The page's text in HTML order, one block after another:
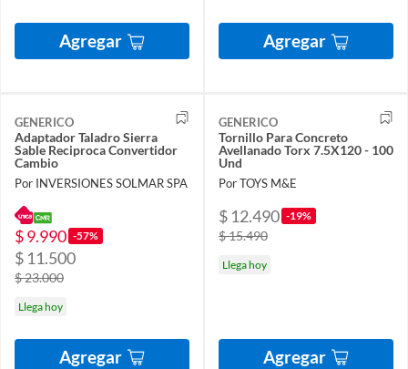
Agregar Agregar
GENERICO
Adaptador Taladro Sierra
Sable Reciproca Convertidor
Cambio
Por INVERSIONES SOLMAR SPA
$ 9.990 -57%
$ 11.500
$ 23.000
Llega hoy
Agregar
GENERICO
Tornillo Para Concreto
Avellanado Torx 7.5X120 - 100
Und
Por TOYS M&E
$ 12.490 -19%
$ 15.490
Llega hoy
Agregar